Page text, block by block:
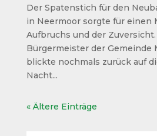
Der Spatenstich für den
in Neermoor sorgte für einen
Aufbruchs und der
Bürgermeister der Gemeinde
blickte nochmals zurück auf
Nacht...
« Ältere Einträge